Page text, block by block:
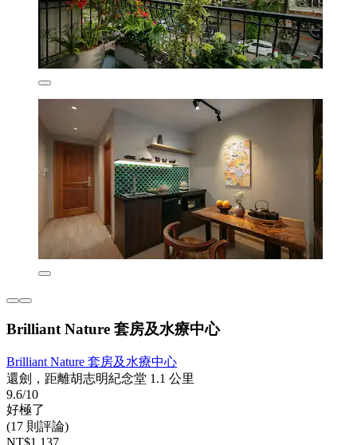
Brilliant Nature 套房及水療中心
Brilliant Nature 套房及水療中心
還劍，距離胡志明紀念堂 1.1 公里
9.6/10
好極了
(17 則評論)